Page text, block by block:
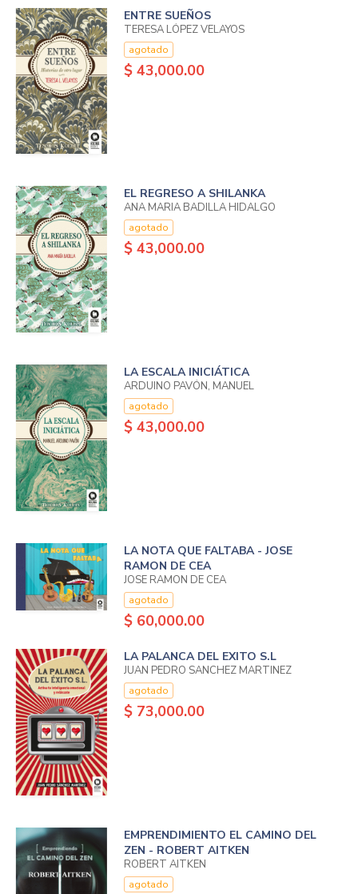
ENTRE SUEÑOS
TERESA LÓPEZ VELAYOS
agotado
$ 43,000.00
EL REGRESO A SHILANKA
ANA MARIA BADILLA HIDALGO
agotado
$ 43,000.00
LA ESCALA INICIÁTICA
ARDUINO PAVÓN, MANUEL
agotado
$ 43,000.00
LA NOTA QUE FALTABA - JOSE
RAMON DE CEA
JOSE RAMON DE CEA
agotado
$ 60,000.00
LA PALANCA DEL EXITO S.L
JUAN PEDRO SANCHEZ MARTINEZ
agotado
$ 73,000.00
EMPRENDIMIENTO EL CAMINO DEL
ZEN - ROBERT AITKEN
ROBERT AITKEN
agotado